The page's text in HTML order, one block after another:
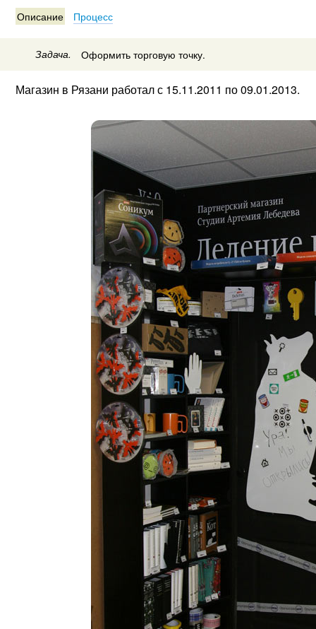
Описание Процесс
Задача. Оформить торговую точку.
Магазин в Рязани работал с 15.11.2011 по 09.01.2013.